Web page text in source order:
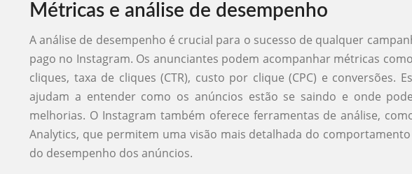
Métricas e análise de desempenho
A análise de desempenho é crucial para o sucesso de qualquer
pago no Instagram. Os anunciantes podem acompanhar métricas
cliques, taxa de cliques (CTR), custo por clique (CPC) e conversões.
ajudam a entender como os anúncios estão se saindo e onde
melhorias. O Instagram também oferece ferramentas de análise,
Analytics, que permitem uma visão mais detalhada do
do desempenho dos anúncios.